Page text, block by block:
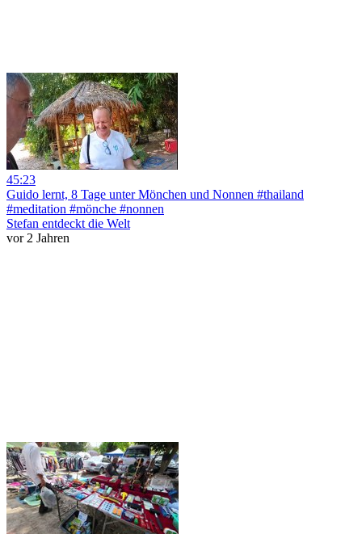
45:23
Guido lernt, 8 Tage unter Mönchen und Nonnen #thailand
#meditation #mönche #nonnen
Stefan entdeckt die Welt
vor 2 Jahren